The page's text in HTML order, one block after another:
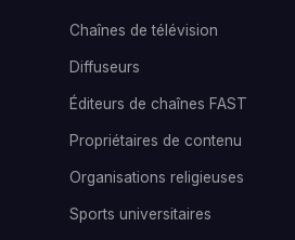
Chaînes de télévision
Diffuseurs
Éditeurs de chaînes FAST
Propriétaires de contenu
Organisations religieuses
Sports universitaires